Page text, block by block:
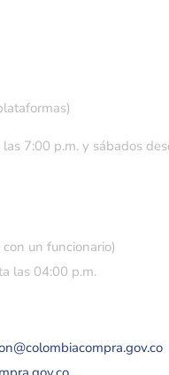
7:00 p.m. y sábados
un funcionario)
las 04:00 p.m.